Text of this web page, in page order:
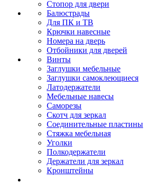
Стопор для двери
Балюстрады
Для ПК и ТВ
Крючки навесные
Номера на дверь
Отбойники для дверей
Винты
Заглушки мебельные
Заглушки самоклеющиеся
Латодержатели
Мебельные навесы
Саморезы
Скотч для зеркал
Соединительные пластины
Стяжка мебельная
Уголки
Полкодержатели
Держатели для зеркал
Кронштейны